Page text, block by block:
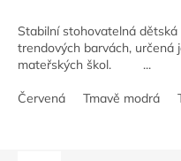
Stabilní stohovatelná
trendových barvách, určená
mateřských škol. ...
Červená Tmavě modrá